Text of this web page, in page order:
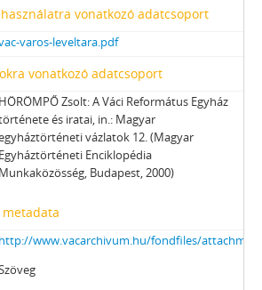
vonatkozó adatcsoport
varos-leveltara.pdf
vonatkozó adatcsoport
HÖRÖMPŐ Zsolt: A Váci Református Egyház
és iratai, in.: Magyar
vázlatok 12. (Magyar
Egyháztörténeti Enciklopédia
Munkaközösség, Budapest, 2000)
http://www.vacarchivum.hu/fondfiles/